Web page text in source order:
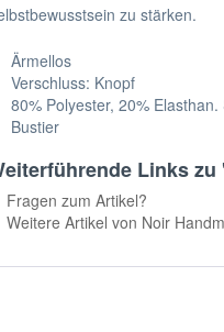
zu stärken.
Ärmellos
Verschluss: Knopf
80% Polyester, 20%
Bustier
Links
Fragen zum Artikel?
Weitere Artikel von Noir